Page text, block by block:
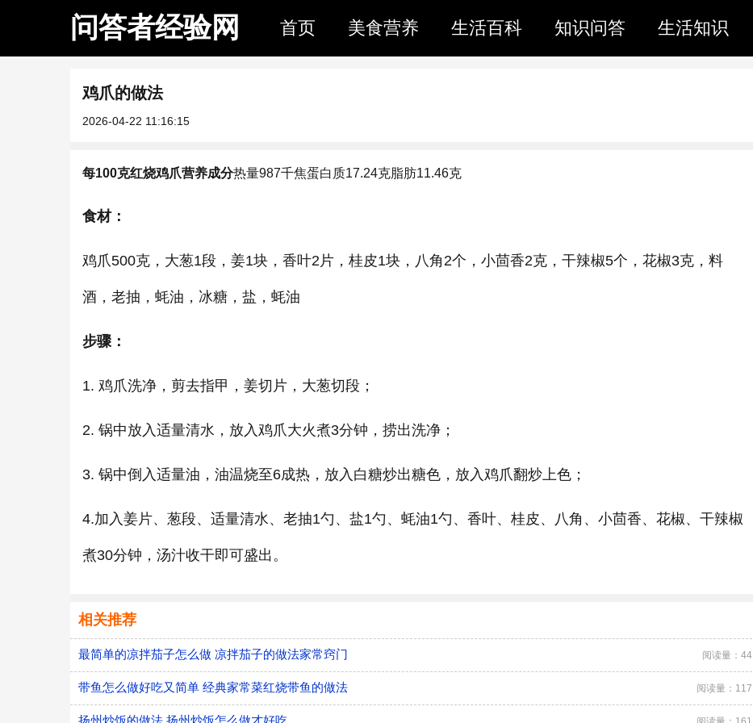
问答者经验网 首页 美食营养 生活百科 知识问答 生活知识
鸡爪的做法
2026-04-22 11:16:15
每100克红烧鸡爪营养成分热量987千焦蛋白质17.24克脂肪11.46克
食材：
鸡爪500克，大葱1段，姜1块，香叶2片，桂皮1块，八角2个，小茴香2克，干辣椒5个，花椒3克，料
酒，老抽，蚝油，冰糖，盐，蚝油
步骤：
1. 鸡爪洗净，剪去指甲，姜切片，大葱切段；
2. 锅中放入适量清水，放入鸡爪大火煮3分钟，捞出洗净；
3. 锅中倒入适量油，油温烧至6成热，放入白糖炒出糖色，放入鸡爪翻炒上色；
4.加入姜片、葱段、适量清水、老抽1勺、盐1勺、蚝油1勺、香叶、桂皮、八角、小茴香、花椒、干辣椒
煮30分钟，汤汁收干即可盛出。
相关推荐
最简单的凉拌茄子怎么做 凉拌茄子的做法家常窍门 阅读量：44
带鱼怎么做好吃又简单 经典家常菜红烧带鱼的做法 阅读量：117
扬州炒饭的做法 扬州炒饭怎么做才好吃